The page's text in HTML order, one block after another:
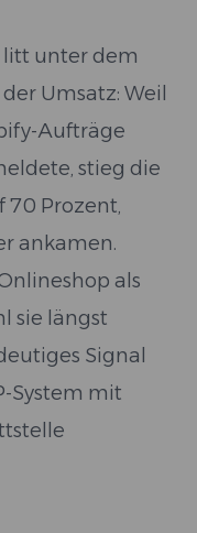
litt unter dem
Umsatz: Weil
Aufträge
stieg die
70 Prozent,
ankamen.
als
sie längst
Signal
System mit